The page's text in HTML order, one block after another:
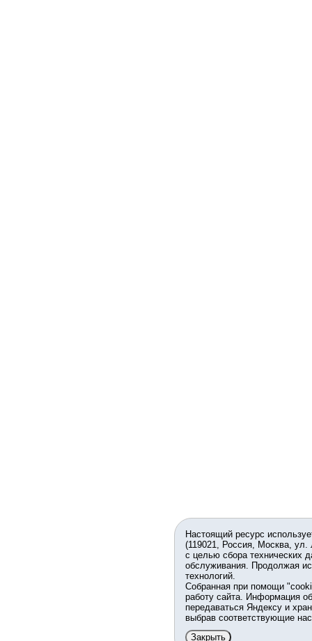
Настоящий ресурс
(119021, Россия, Москва,
с целью сбора технических
обслуживания. Продолжая
технологий.
Собранная при помощи
работу сайта. Информация
передаваться Яндексу и
выбрав соответствующие
Закрыть